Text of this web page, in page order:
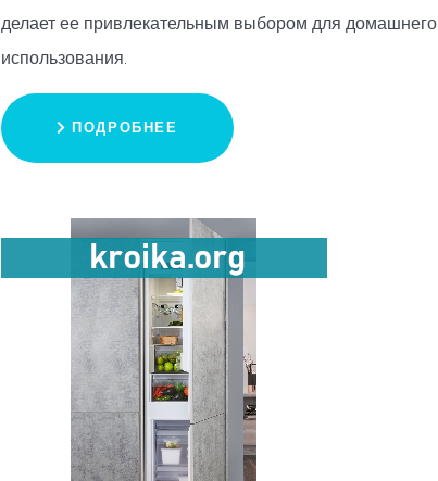
делает ее привлекательным выбором для домашнего
использования.
ПОДРОБНЕЕ